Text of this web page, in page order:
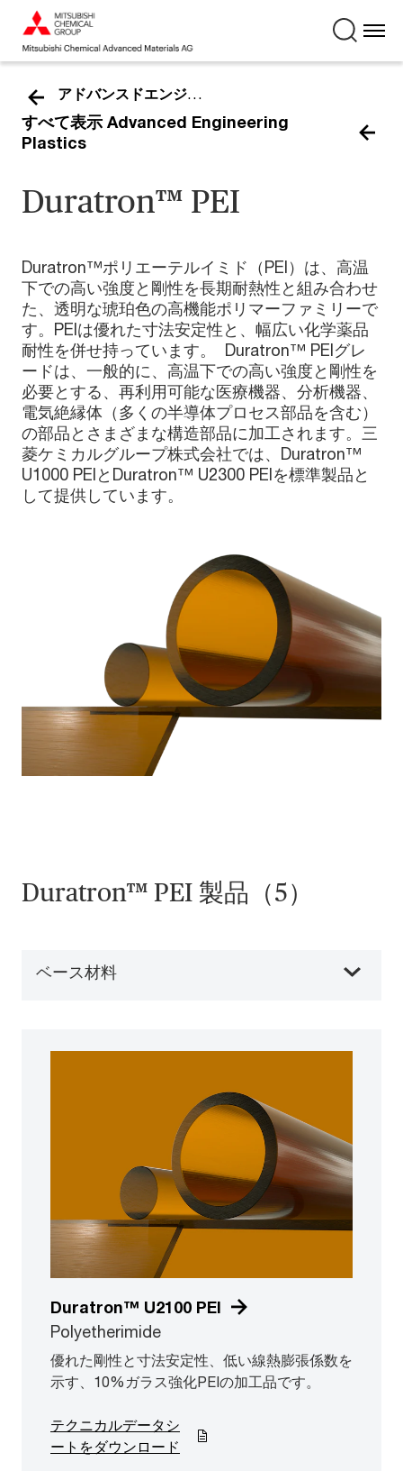
アドバンスドエンジニアリングプラスチック
すべて表示 Advanced Engineering
Plastics
Duratron™ PEI
Duratron™ポリエーテルイミド（PEI）は、高温
下での高い強度と剛性を長期耐熱性と組み合わせ
た、透明な琥珀色の高機能ポリマーファミリーで
す。PEIは優れた寸法安定性と、幅広い化学薬品
耐性を併せ持っています。 Duratron™ PEIグレ
ードは、一般的に、高温下での高い強度と剛性を
必要とする、再利用可能な医療機器、分析機器、
電気絶縁体（多くの半導体プロセス部品を含む）
の部品とさまざまな構造部品に加工されます。三
菱ケミカルグループ株式会社では、Duratron™
U1000 PEIとDuratron™ U2300 PEIを標準製品と
して提供しています。
Duratron™ PEI 製品（5）
ベース材料
Duratron™ U2100 PEI
Polyetherimide
優れた剛性と寸法安定性、低い線熱膨張係数を
示す、10%ガラス強化PEIの加工品です。
テクニカルデータシ
ートをダウンロード